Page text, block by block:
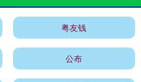
粤友钱
公布